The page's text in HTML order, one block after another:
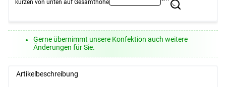
Weiter
kürzen von unten auf Gesamthöhe
Gerne übernimmt unsere Konfektion auch weitere
Änderungen für Sie.
Artikelbeschreibung